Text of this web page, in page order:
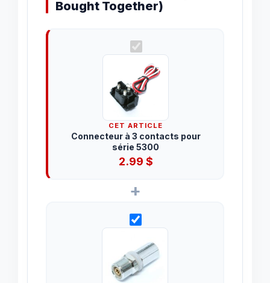
Bought Together)
CET ARTICLE
Connecteur à 3 contacts pour
série 5300
2.99 $
+